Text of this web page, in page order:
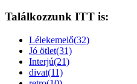
Találkozzunk ITT is:
Lélekemelő(32)
Jó ötlet(31)
Interjú(21)
divat(11)